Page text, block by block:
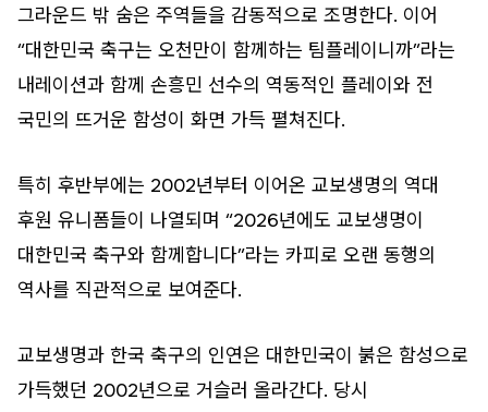
그라운드 밖 숨은 주역들을 감동적으로 조명한다. 이어
“대한민국 축구는 오천만이 함께하는 팀플레이니까”라는
내레이션과 함께 손흥민 선수의 역동적인 플레이와 전
국민의 뜨거운 함성이 화면 가득 펼쳐진다.
특히 후반부에는 2002년부터 이어온 교보생명의 역대
후원 유니폼들이 나열되며 “2026년에도 교보생명이
대한민국 축구와 함께합니다”라는 카피로 오랜 동행의
역사를 직관적으로 보여준다.
교보생명과 한국 축구의 인연은 대한민국이 붉은 함성으로
가득했던 2002년으로 거슬러 올라간다. 당시